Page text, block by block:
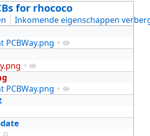
for rhococo
Inkomende eigenschappen
PCBWay.png +
+
PCBWay.png +